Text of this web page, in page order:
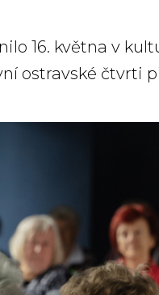
16. května v
ostravské čtvrti